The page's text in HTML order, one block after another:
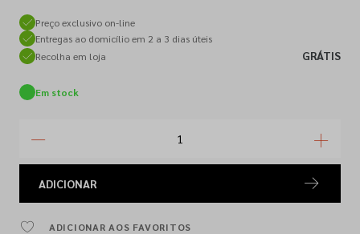
Preço exclusivo on-line
Entregas ao domicílio em 2 a 3 dias úteis
Recolha em loja
GRÁTIS
Em stock
ADICIONAR
ADICIONAR AOS FAVORITOS